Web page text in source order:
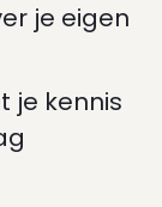
je eigen
je kennis